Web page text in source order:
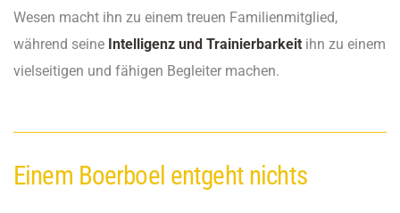
Wesen macht ihn zu einem treuen Familienmitglied,
während seine Intelligenz und Trainierbarkeit ihn zu einem
vielseitigen und fähigen Begleiter machen.
Einem Boerboel entgeht nichts